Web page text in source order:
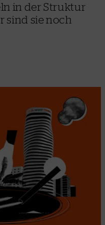
in der Struktur
sind sie noch